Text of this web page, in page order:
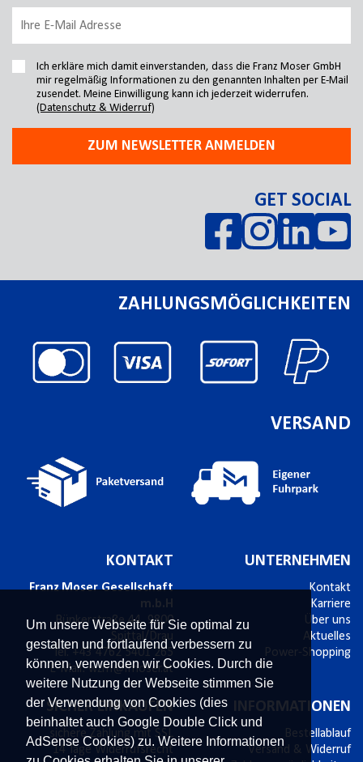
Um unsere Webseite für Sie optimal zu
gestalten und fortlaufend verbessern zu
können, verwenden wir Cookies. Durch die
weitere Nutzung der Webseite stimmen Sie
der Verwendung von Cookies (dies
beinhaltet auch Google Double Click und
AdSense Cookies) zu. Weitere Informationen
Ich erkläre mich damit einverstanden, dass die Franz Moser GmbH
mir regelmäßig Informationen zu den genannten Inhalten per E-Mail
zusendet. Meine Einwilligung kann ich jederzeit widerrufen.
(Datenschutz & Widerruf)
ZUM NEWSLETTER ANMELDEN
GET SOCIAL
ZAHLUNGSMÖGLICHKEITEN
VERSAND
KONTAKT
Franz Moser Gesellschaft
m.b.H
Bünkerstraße 44,9800
Spittal/Drau
Tel. +43 4762 5401 265
E-Mail: wzm@fmoser.at
UNTERNEHMEN
Kontakt
Karriere
Über uns
Aktuelles
Power-Shopping
SICHER EINKAUFEN
sichere Zahlung mit SSL
14 Tage Widerrufsrecht
INFORMATIONEN
Bestellablauf
Versand & Widerruf